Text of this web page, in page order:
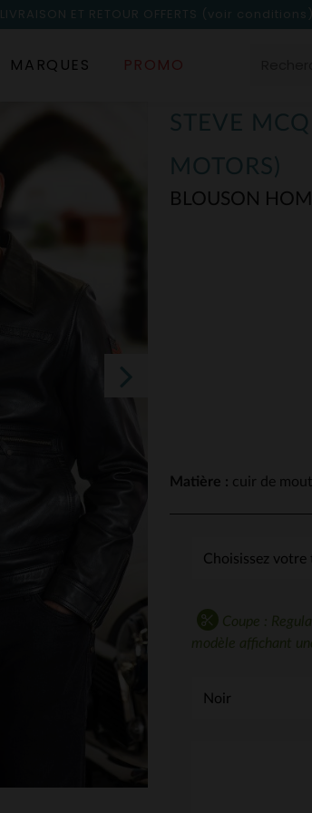
LIVRAISON ET RETOUR OFFERTS (voir conditions)
MARQUES PROMO
STEVE
MOTORS)
BLOUSON
Matière : cuir de
Coupe :
modèle affichant